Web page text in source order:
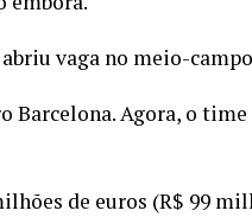
vaga no meio-
Barcelona. Agora, o
de euros (R$ 99